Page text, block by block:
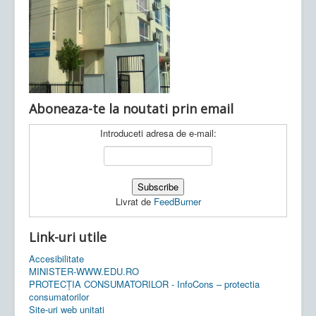
Ultimele articole: Vi, 04.11.2022 -
Județean Mehedinți
Aboneaza-te la noutati prin email
Introduceti adresa de e-mail:
Livrat de FeedBurner
Link-uri utile
Accesibilitate
MINISTER-WWW.EDU.RO
PROTECȚIA CONSUMATORILOR - InfoCons – protectia
consumatorilor
Site-uri web unitati